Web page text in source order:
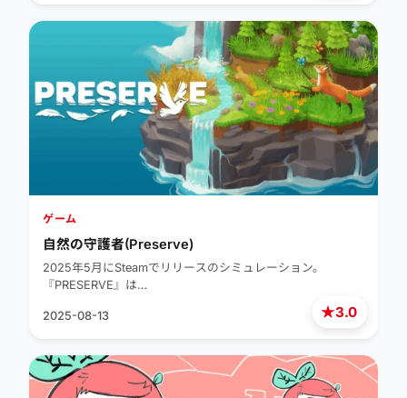
★3.0
ゲーム
自然の守護者(Preserve)
2025年5月にSteamでリリースのシミュレーション。
『PRESERVE』は…
2025-08-13